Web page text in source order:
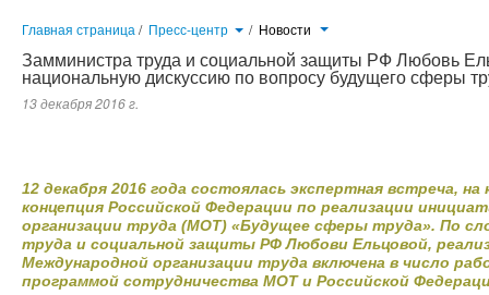
Главная страница / Пресс-центр / Новости
Замминистра труда и социальной защиты РФ Любовь
национальную дискуссию по вопросу будущего сферы
13 декабря 2016 г.
12 декабря 2016 года состоялась экспертная встреча,
концепция Российской Федерации по реализации
организации труда (МОТ) «Будущее сферы труда». По
труда и социальной защиты РФ Любови Ельцовой,
Международной организации труда включена в число
программой сотрудничества МОТ и Российской